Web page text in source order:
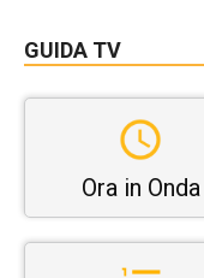
GUIDA TV
Ora in Onda